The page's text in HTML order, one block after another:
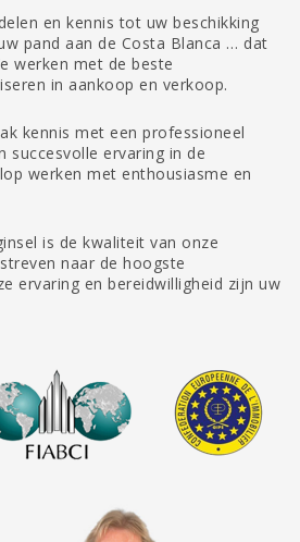
en kennis tot uw beschikking
pand aan de Costa Blanca … dat
werken met de beste
in aankoop en verkoop.
kennis met een professioneel
succesvolle ervaring in de
werken met enthousiasme en
is de kwaliteit van onze
naar de hoogste
ervaring en bereidwilligheid zijn uw